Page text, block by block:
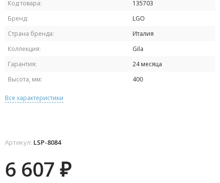
Код товара:
135703
Бренд:
LGO
Страна бренда:
Италия
Коллекция:
Gila
Гарантия:
24 месяца
Высота, мм:
400
Все характеристики
Артикул: LSP-8084
6 607 ₽